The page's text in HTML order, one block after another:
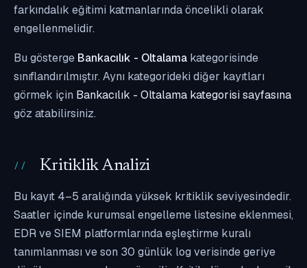
farkındalık eğitimi katmanlarında öncelikli olarak
engellenmelidir.
Bu gösterge Bankacılık - Oltalama kategorisinde
sınıflandırılmıştır. Aynı kategorideki diğer kayıtları
görmek için Bankacılık - Oltalama kategorisi sayfasına
göz atabilirsiniz.
Kritiklik Analizi
Bu kayıt 4–5 aralığında yüksek kritiklik seviyesindedir.
Saatler içinde kurumsal engelleme listesine eklenmesi,
EDR ve SIEM platformlarında eşleştirme kuralı
tanımlanması ve son 30 günlük log verisinde geriye